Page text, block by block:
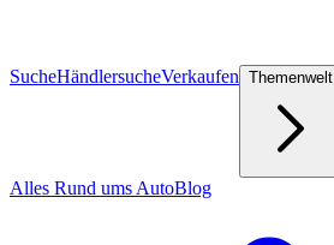
SucheHändlersucheVerkaufen Themenwelt
Alles Rund ums AutoBlog